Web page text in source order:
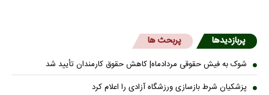
پربازدیدها پربحث ها
شوک به فیش حقوقی مردادماه| کاهش حقوق کارمندان تأیید شد
پزشکیان شرط بازسازی ورزشگاه آزادی را اعلام کرد